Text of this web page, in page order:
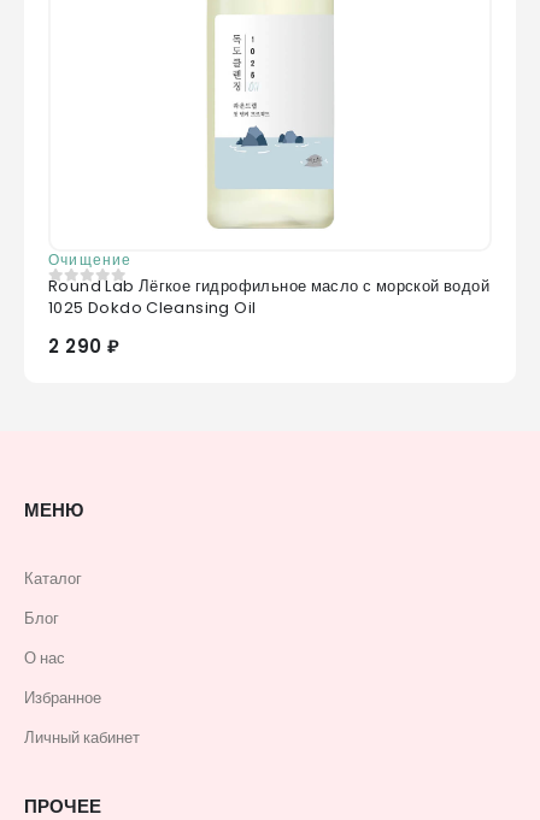
Очищение
0из 5
Round Lab Лёгкое гидрофильное масло с морской водой
1025 Dokdo Cleansing Oil
2 290 ₽
МЕНЮ
Каталог
Блог
О нас
Избранное
Личный кабинет
ПРОЧЕЕ